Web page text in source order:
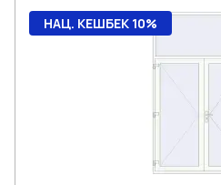
НАЦ. КЕШБЕК 10%